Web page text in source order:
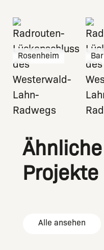
Rosenheim
Ähnliche
Projekte
Alle ansehen